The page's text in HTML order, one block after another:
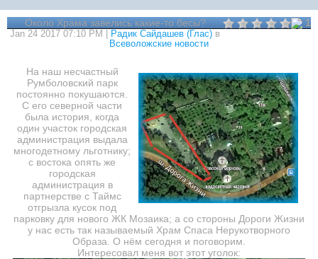
1
Около Храма завелись какие-то бесы?
Jan 24 2017 07:10 PM | Радик Сайдашев (Глас) в
Всеволожские новости
На наш несчастный
Румболовский парк
постоянно покушаются.
С его северной части
была история, когда
один участок городская
администрация выдала
многодетному льготнику;
с востока опять же
городская
администрация в
партнерстве с Таймс
отгрызла кусок под
парковку для нового ЖК Мозаика; а со стороны Дороги Жизни
у нас есть так называемый Храм Спаса Нерукотворного
Образа. О нём сегодня и поговорим.
Интересовал меня вот этот уголок: